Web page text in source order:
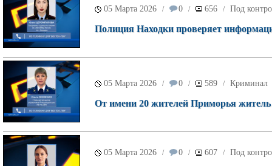
05 Марта 2026 / 0 / 656 / Под
Полиция Находки проверяет
05 Марта 2026 / 0 / 589 / Криминал
От имени 20 жителей Приморья
05 Марта 2026 / 0 / 607 / Под